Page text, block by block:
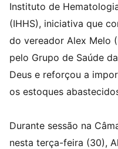
Instituto de
(IHHS), iniciativa que
do vereador Alex Melo
pelo Grupo de Saúde
Deus e reforçou a
os estoques
Durante sessão na
nesta terça-feira (30),